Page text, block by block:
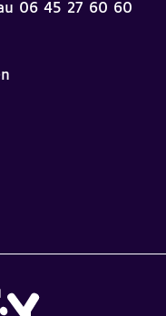
06 45 27 60 60